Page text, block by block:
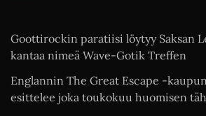
Goottirockin paratiisi löytyy Saksan
kantaa nimeä Wave-Gotik Treffen
Englannin The Great Escape -
esittelee joka toukokuu huomisen